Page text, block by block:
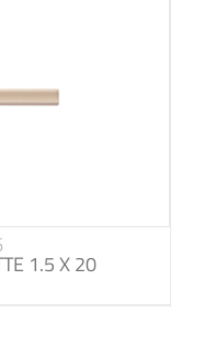
1.5 X 20